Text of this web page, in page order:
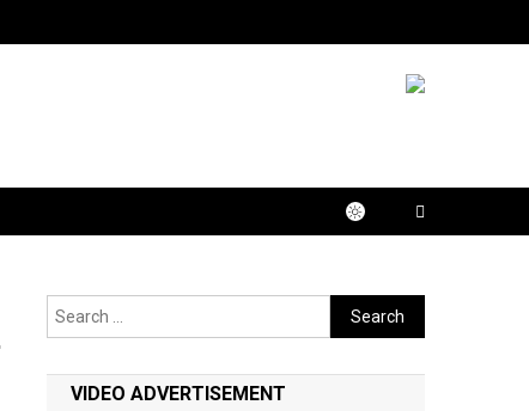
Search
for:
VIDEO ADVERTISEMENT